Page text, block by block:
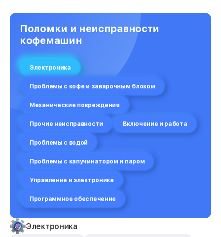
Поломки и неисправности
кофемашин
Электроника
Проблемы с кофе и заварочным блоком
Механические повреждения
Прочие неисправности Включение и работа
Проблемы с водой
Проблемы с капучинатором и паром
Управление и электроника
Программное обеспечение
Электроника